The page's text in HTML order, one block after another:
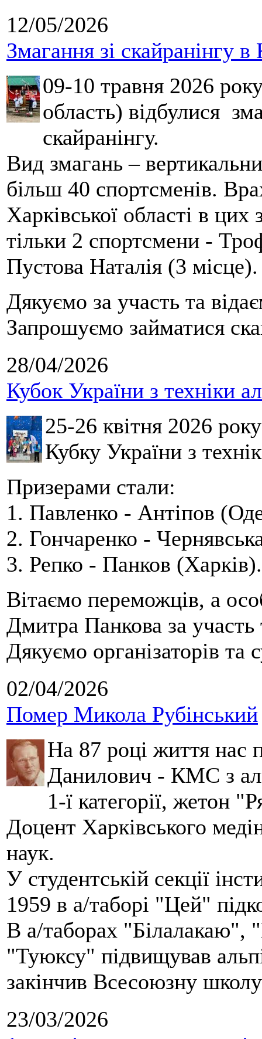
12/05/2026
Змагання зі скайранінгу в
09-10 травня 2026
область) відбулися
скайранінгу.
Вид змагань –
більш 40 спортсменів.
Харківської області в
тільки 2 спортсмени -
Пустова Наталія (3 місце).
Дякуємо за участь та
Запрошуємо займатися
28/04/2026
Кубок України з техніки
25-26 квітня 2026
Кубку України з
Призерами стали:
1. Павленко - Антіпов
2. Гончаренко -
3. Репко - Панков (Харків).
Вітаємо переможців, а
Дмитра Панкова за
Дякуємо організаторів та
02/04/2026
Помер Микола Рубінський
На 87 році життя нас
Данилович - КМС з
1-ї категорії, жетон
Доцент Харківського
наук.
У студентській секції
1959 в а/таборі "Цей"
В а/таборах "Білалакаю",
"Туюксу" підвищував
закінчив Всесоюзну
23/03/2026